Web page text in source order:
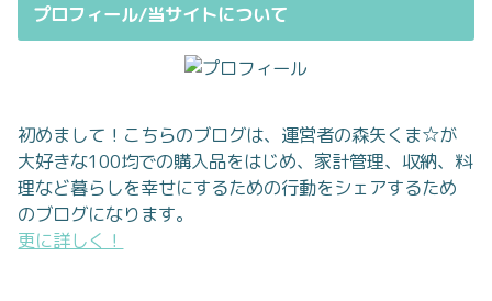
プロフィール/当サイトについて
初めまして！こちらのブログは、運営者の森矢くま☆が
大好きな100均での購入品をはじめ、家計管理、収納、料
理など暮らしを幸せにするための行動をシェアするため
のブログになります。
更に詳しく！